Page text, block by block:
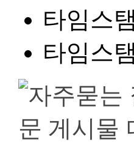
타임스
타임스